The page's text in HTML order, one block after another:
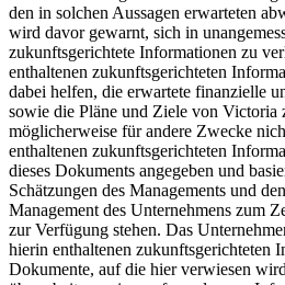
den in solchen Aussagen erwarteten
wird davor gewarnt, sich in
zukunftsgerichtete Informationen zu
enthaltenen zukunftsgerichteten
dabei helfen, die erwartete finanzielle
sowie die Pläne und Ziele von Victoria
möglicherweise für andere Zwecke
enthaltenen zukunftsgerichteten
dieses Dokuments angegeben und
Schätzungen des Managements und
Management des Unternehmens zum
zur Verfügung stehen. Das
hierin enthaltenen zukunftsgerichteten
Dokumente, auf die hier verwiesen